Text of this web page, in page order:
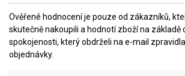
Ověřené hodnocení je pouze od zákazníků,
skutečně nakoupili a hodnotí zboží na základě
spokojenosti, který obdrželi na e-mail
objednávky.